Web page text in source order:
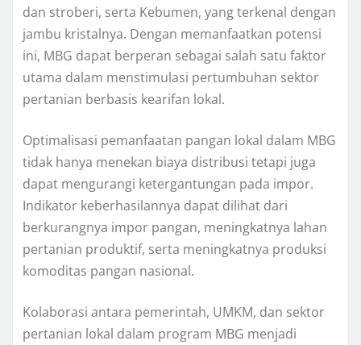
dan stroberi, serta Kebumen, yang terkenal dengan
jambu kristalnya. Dengan memanfaatkan potensi
ini, MBG dapat berperan sebagai salah satu faktor
utama dalam menstimulasi pertumbuhan sektor
pertanian berbasis kearifan lokal.
Optimalisasi pemanfaatan pangan lokal dalam MBG
tidak hanya menekan biaya distribusi tetapi juga
dapat mengurangi ketergantungan pada impor.
Indikator keberhasilannya dapat dilihat dari
berkurangnya impor pangan, meningkatnya lahan
pertanian produktif, serta meningkatnya produksi
komoditas pangan nasional.
Kolaborasi antara pemerintah, UMKM, dan sektor
pertanian lokal dalam program MBG menjadi